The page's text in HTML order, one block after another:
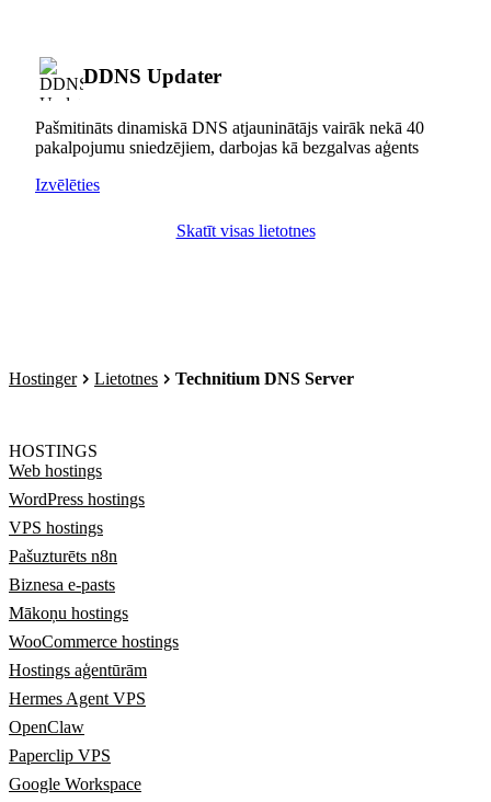
DDNS Updater
Pašmitināts dinamiskā DNS atjauninātājs vairāk nekā 40
pakalpojumu sniedzējiem, darbojas kā bezgalvas aģents
Izvēlēties
Skatīt visas lietotnes
Hostinger Lietotnes Technitium DNS Server
HOSTINGS
Web hostings
WordPress hostings
VPS hostings
Pašuzturēts n8n
Biznesa e-pasts
Mākoņu hostings
WooCommerce hostings
Hostings aģentūrām
Hermes Agent VPS
OpenClaw
Paperclip VPS
Google Workspace